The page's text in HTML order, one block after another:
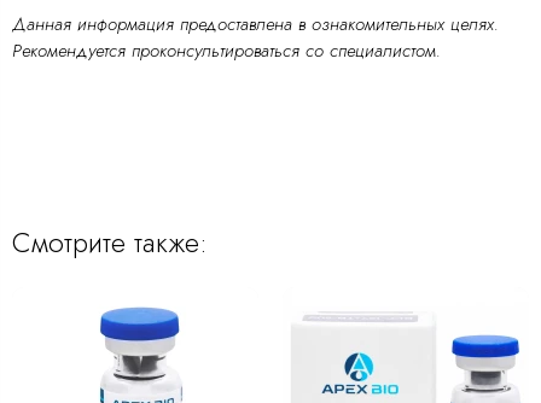
Данная информация предоставлена в ознакомительных целях.
Рекомендуется проконсультироваться со специалистом.
Смотрите также: